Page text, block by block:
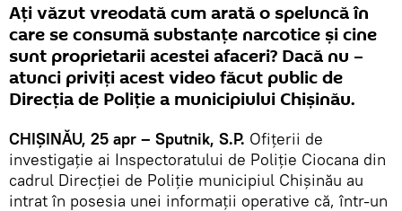
Ați văzut vreodată cum arată o speluncă în
care se consumă substanțe narcotice și cine
sunt proprietarii acestei afaceri? Dacă nu –
atunci priviți acest video făcut public de
Direcția de Poliție a municipiului Chișinău.
CHIȘINĂU, 25 apr – Sputnik, S.P. Ofițerii de
investigație ai Inspectoratului de Poliție Ciocana din
cadrul Direcției de Poliție municipiul Chișinău au
intrat în posesia unei informații operative că, într-un